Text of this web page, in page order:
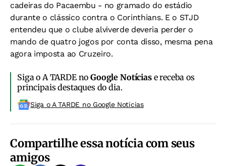
cadeiras do Pacaembu - no gramado do estádio
durante o clássico contra o Corinthians. E o STJD
entendeu que o clube alviverde deveria perder o
mando de quatro jogos por conta disso, mesma pena
agora imposta ao Cruzeiro.
Siga o A TARDE noGoogle Notíciase receba os
principais destaques do dia.
Siga o A TARDE no Google Noticias
Compartilhe essa notícia com seus
amigos